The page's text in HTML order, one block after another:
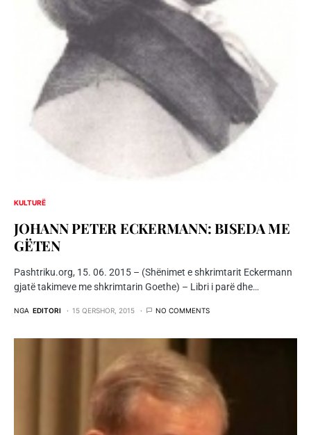
KULTURË
JOHANN PETER ECKERMANN: BISEDA ME
GËTEN
Pashtriku.org, 15. 06. 2015 – (Shënimet e shkrimtarit Eckermann
gjatë takimeve me shkrimtarin Goethe) – Libri i parë dhe…
NGA EDITORI 15 QERSHOR, 2015 NO COMMENTS